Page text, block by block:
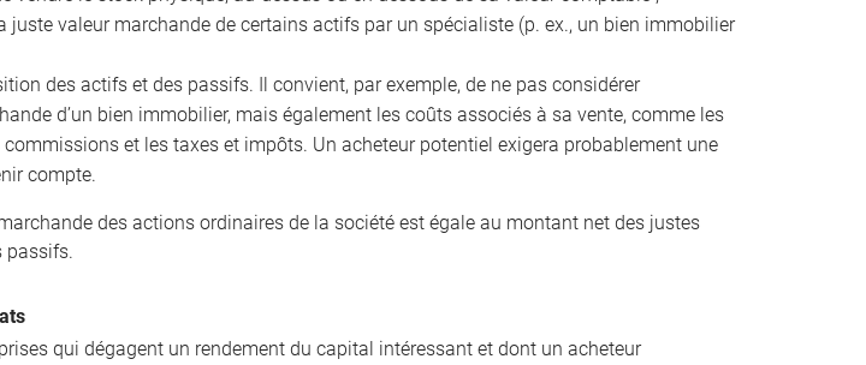
juste valeur marchande de certains actifs par un spécialiste (p. ex., un bien immobilier
des actifs et des passifs. Il convient, par exemple, de ne pas considérer
d’un bien immobilier, mais également les coûts associés à sa vente, comme les
et les taxes et impôts. Un acheteur potentiel exigera probablement une
compte.
des actions ordinaires de la société est égale au montant net des justes
passifs.
qui dégagent un rendement du capital intéressant et dont un acheteur